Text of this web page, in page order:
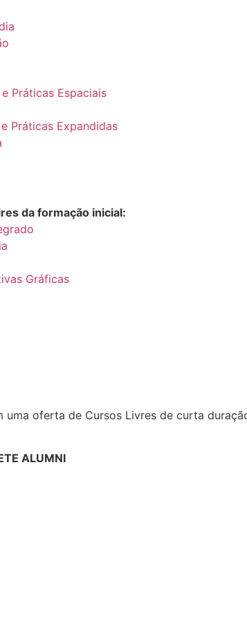
Práticas Espaciais
Práticas Expandidas
da formação inicial:
Gráficas
uma oferta de Cursos Livres de curta
ALUMNI